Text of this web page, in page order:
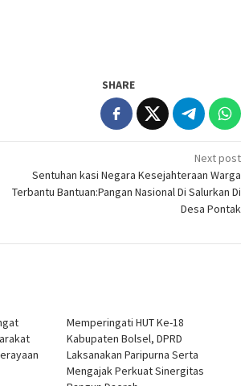
SHARE
Next post
Sentuhan kasi Negara Kesejahteraan Warga
Terbantu Bantuan:Pangan Nasional Di Salurkan Di
Desa Pontak
Memperingati HUT Ke-18
Kabupaten Bolsel, DPRD
Laksanakan Paripurna Serta
Mengajak Perkuat Sinergitas